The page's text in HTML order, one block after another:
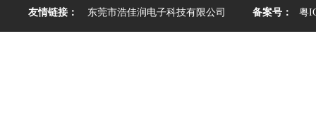
友情链接： 东莞市浩佳润电子科技有限公司 备案号： 粤